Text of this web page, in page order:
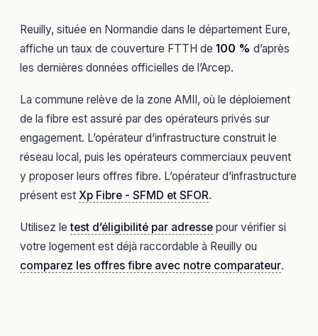
Reuilly, située en Normandie dans le département Eure,
affiche un taux de couverture FTTH de 100 % d’après
les dernières données officielles de l’Arcep.
La commune relève de la zone AMII, où le déploiement
de la fibre est assuré par des opérateurs privés sur
engagement. L’opérateur d’infrastructure construit le
réseau local, puis les opérateurs commerciaux peuvent
y proposer leurs offres fibre. L’opérateur d’infrastructure
présent est Xp Fibre - SFMD et SFOR.
Utilisez letest d’éligibilité par adresse pour vérifier si
votre logement est déjà raccordable à Reuilly ou
comparez les offres fibre avec notre comparateur.